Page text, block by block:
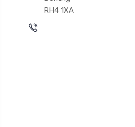
RH4 1XA